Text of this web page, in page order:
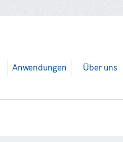
Anwendungen Über uns